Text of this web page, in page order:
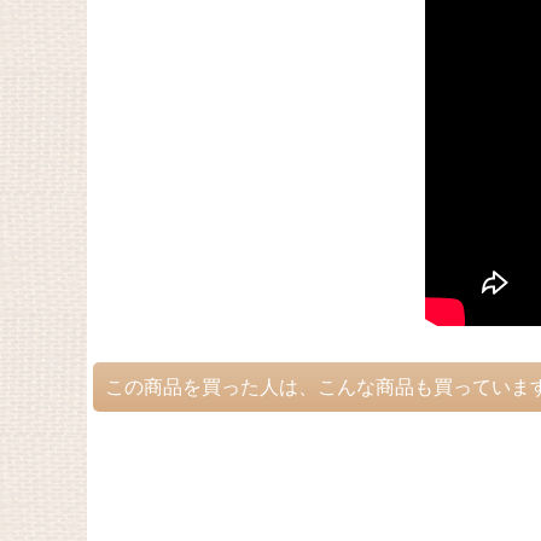
この商品を買った人は、こんな商品も買っていま